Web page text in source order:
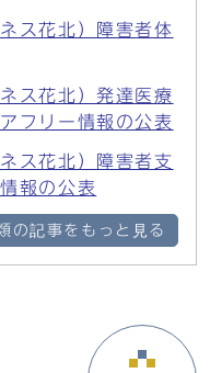
ス花北）障害者体
ス花北）発達医療
フリー情報の公表
ス花北）障害者支
報の公表
の記事をもっと見る